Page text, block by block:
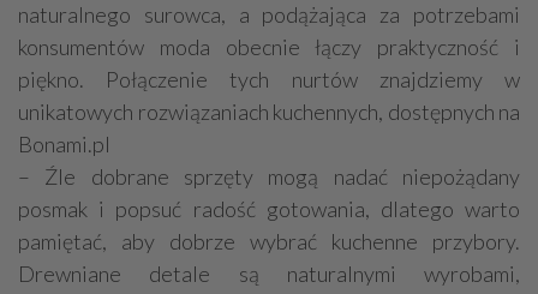
naturalnego surowca, a podążająca za potrzebami
konsumentów moda obecnie łączy praktyczność i
piękno. Połączenie tych nurtów znajdziemy w
unikatowych rozwiązaniach kuchennych, dostępnych na
Bonami.pl
– Źle dobrane sprzęty mogą nadać niepożądany
posmak i popsuć radość gotowania, dlatego warto
pamiętać, aby dobrze wybrać kuchenne przybory.
Drewniane detale są naturalnymi wyrobami,